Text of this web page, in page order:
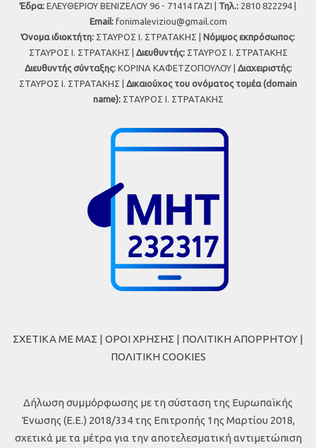
Έδρα: ΕΛΕΥΘΕΡΙΟΥ ΒΕΝΙΖΕΛΟΥ 96 - 71414 ΓΑΖΙ | Τηλ.: 2810 822294 |
Εmail: fonimaleviziou@gmail.com
Όνομα ιδιοκτήτη: ΣΤΑΥΡΟΣ Ι. ΣΤΡΑΤΑΚΗΣ | Νόμιμος εκπρόσωπος:
ΣΤΑΥΡΟΣ Ι. ΣΤΡΑΤΑΚΗΣ | Διευθυντής:ΣΤΑΥΡΟΣ Ι. ΣΤΡΑΤΑΚΗΣ
Διευθυντής σύνταξης:ΚΟΡΙΝΑ ΚΑΦΕΤΖΟΠΟΥΛΟΥ | Διαχειριστής:
ΣΤΑΥΡΟΣ Ι. ΣΤΡΑΤΑΚΗΣ | Δικαιούχος του ονόματος τομέα (domain
name):ΣΤΑΥΡΟΣ Ι. ΣΤΡΑΤΑΚΗΣ
ΣΧΕΤΙΚΑ ΜΕ ΜΑΣ | ΟΡΟΙ ΧΡΗΣΗΣ | ΠΟΛΙΤΙΚΗ ΑΠΟΡΡΗΤΟΥ |
ΠΟΛΙΤΙΚΗ COOKIES
Δήλωση συμμόρφωσης με τη σύσταση της Ευρωπαϊκής
Ένωσης (Ε.Ε.) 2018/334 της Επιτροπής 1ης Μαρτίου 2018,
σχετικά με τα μέτρα για την αποτελεσματική αντιμετώπιση